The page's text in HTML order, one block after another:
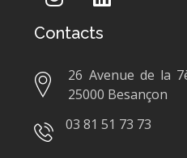
Contacts
26 Avenue de la
25000 Besançon
03 81 51 73 73